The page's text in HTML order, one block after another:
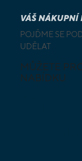
VÁŠ NÁKUPNÍ
POJĎME SE
UDĚLAT
MŮŽETE
NABÍDKU